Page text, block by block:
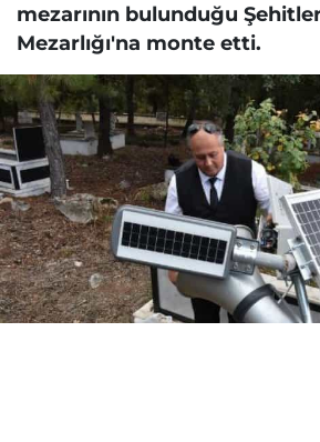
mezarının bulunduğu
Mezarlığı'na monte etti.